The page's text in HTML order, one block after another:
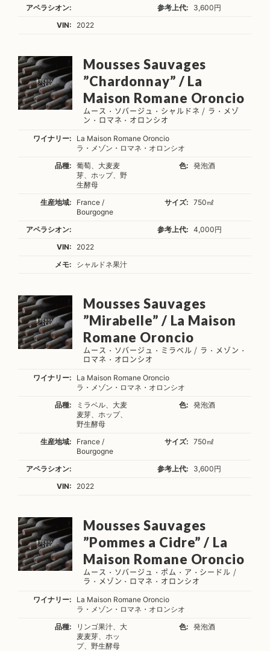
アペラシオン: 参考上代:
3,600円
VIN:
2022
Mousses Sauvages
”Chardonnay” / La
Maison Romane Oroncio
ムース・ソバージュ・シャルドネ / ラ・メゾ
ン・ロマネ・オロンシオ
ワイナリー:
La Maison Romane Oroncio
ラ・メゾン・ロマネ・オロンシオ
品種:
葡萄、大麦麦
芽、ホップ、野
生酵母
色: 発泡酒
生産地域:
France /
Bourgogne
サイズ: 750㎖
アペラシオン: 参考上代:
4,000円
VIN:
2022
メモ:
シャルドネ果汁
Mousses Sauvages
”Mirabelle” / La Maison
Romane Oroncio
ムース・ソバージュ・ミラベル / ラ・メゾン・
ロマネ・オロンシオ
ワイナリー:
La Maison Romane Oroncio
ラ・メゾン・ロマネ・オロンシオ
品種:
ミラベル、大麦
麦芽、ホップ、
野生酵母
色: 発泡酒
生産地域:
France /
Bourgogne
サイズ: 750㎖
アペラシオン: 参考上代:
3,600円
VIN:
2022
Mousses Sauvages
”Pommes a Cidre” / La
Maison Romane Oroncio
ムース・ソバージュ・ポム・ア・シードル /
ラ・メゾン・ロマネ・オロンシオ
ワイナリー:
La Maison Romane Oroncio
ラ・メゾン・ロマネ・オロンシオ
品種:
リンゴ果汁、大
麦麦芽、ホッ
プ、野生酵母
色: 発泡酒